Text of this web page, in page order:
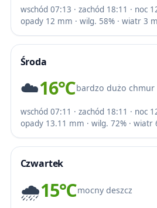
wschód 07:13 · zachód 18:11 · noc
opady 12 mm · wilg. 58% · wiatr 3
Środa
☁️16℃bardzo dużo chmur
wschód 07:11 · zachód 18:11 · noc
opady 13.11 mm · wilg. 72% · wiatr
Czwartek
🌧️15℃mocny deszcz